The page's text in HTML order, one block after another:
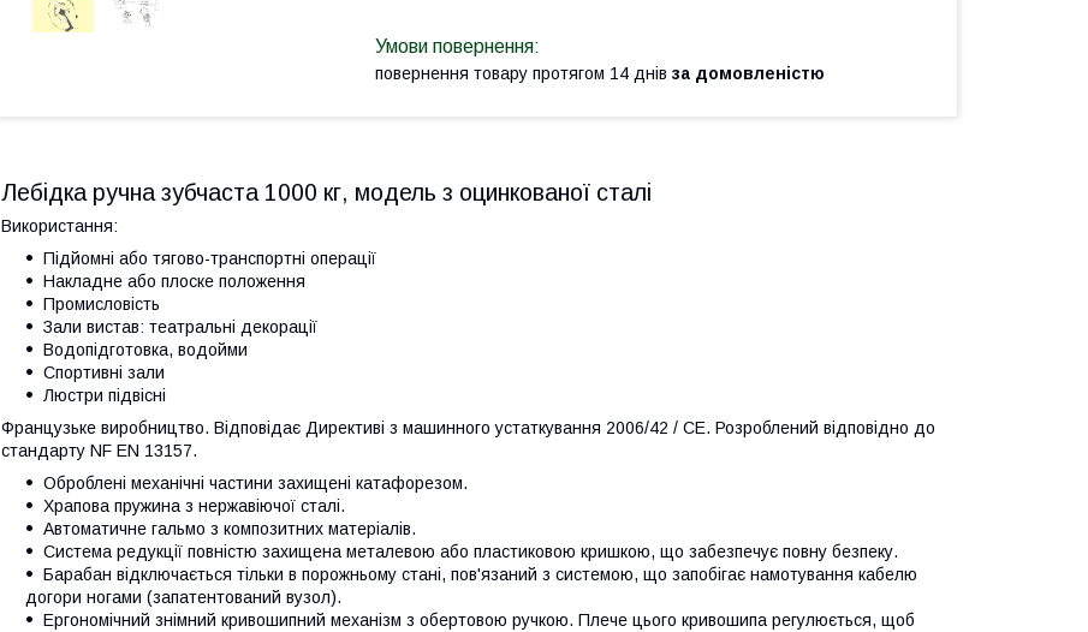
повернення товару протягом 14 днів за домовленістю
Лебідка ручна зубчаста 1000 кг, модель з оцинкованої сталі
Використання:
Підйомні або тягово-транспортні операції
Накладне або плоске положення
Промисловість
Зали вистав: театральні декорації
Водопідготовка, водойми
Спортивні зали
Люстри підвісні
Французьке виробництво. Відповідає Директиві з машинного устаткування 2006/42 / CE. Розроблений відповідно до
стандарту NF EN 13157.
Оброблені механічні частини захищені катафорезом.
Храпова пружина з нержавіючої сталі.
Автоматичне гальмо з композитних матеріалів.
Система редукції повністю захищена металевою або пластиковою кришкою, що забезпечує повну безпеку.
Барабан відключається тільки в порожньому стані, пов'язаний з системою, що запобігає намотування кабелю
догори ногами (запатентований вузол).
Ергономічний знімний кривошипний механізм з обертовою ручкою. Плече цього кривошипа регулюється, щоб